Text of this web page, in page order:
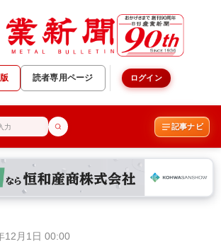
読者専用ページ ログイン
記事ナビ
12月1日 00:00